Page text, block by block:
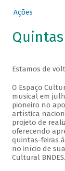
Ações
Estamos de
O Espaço
musical em
pioneiro no
artística
projeto de
oferecendo
quintas-feiras
no início de
Cultural BNDES.